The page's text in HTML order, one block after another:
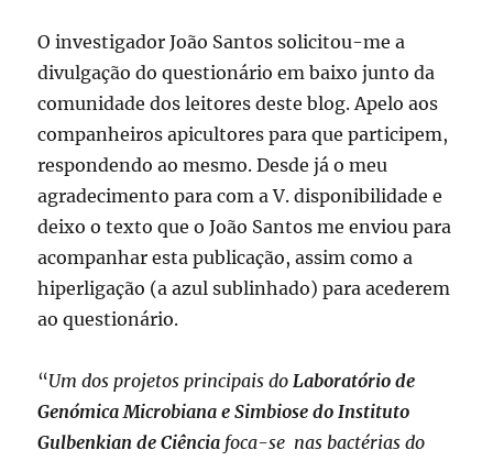
O investigador João Santos solicitou-me a
divulgação do questionário em baixo junto da
comunidade dos leitores deste blog. Apelo aos
companheiros apicultores para que participem,
respondendo ao mesmo. Desde já o meu
agradecimento para com a V. disponibilidade e
deixo o texto que o João Santos me enviou para
acompanhar esta publicação, assim como a
hiperligação (a azul sublinhado) para acederem
ao questionário.
“Um dos projetos principais doLaboratório de
Genómica Microbiana e Simbiose do Instituto
Gulbenkian de Ciência foca-se nas bactérias do